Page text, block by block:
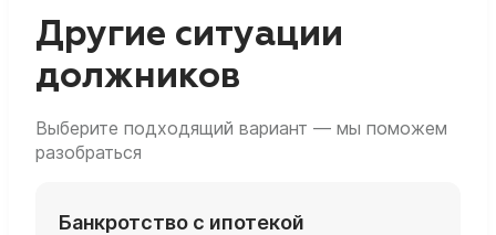
вы фактически живёте, есть ли ещё объекты
и какова их площадь и статус.
Другие ситуации
должников
Выберите подходящий вариант — мы поможем
разобраться
Банкротство с ипотекой